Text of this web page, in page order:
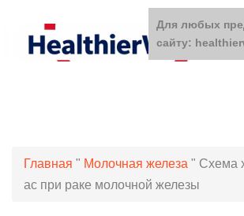
Главная " Молочная железа " Схема
ас при раке молочной железы
Для любых
сайту: